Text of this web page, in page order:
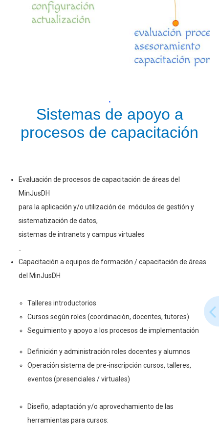
.
Sistemas de apoyo a
procesos de capacitación
Evaluación de procesos de capacitación de áreas del
MinJusDH
para la aplicación y/o utilización de módulos de gestión y
sistematización de datos,
sistemas de intranets y campus virtuales
Capacitación a equipos de formación / capacitación de áreas
del MinJusDH
Talleres introductorios
Cursos según roles (coordinación, docentes, tutores)
Seguimiento y apoyo a los procesos de implementación
Definición y administración roles docentes y alumnos
Operación sistema de pre-inscripción cursos, talleres,
eventos (presenciales / virtuales)
Diseño, adaptación y/o aprovechamiento de las
herramientas para cursos: